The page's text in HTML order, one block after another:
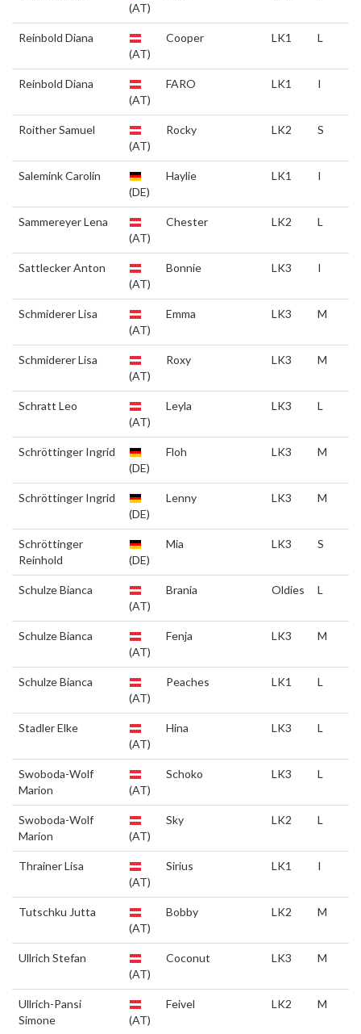
(AT)
Reinbold Diana
(AT)
Cooper LK1 L
Reinbold Diana
(AT)
FARO LK1 I
Roither Samuel
(AT)
Rocky LK2 S
Salemink Carolin
(DE)
Haylie LK1 I
Sammereyer Lena
(AT)
Chester LK2 L
Sattlecker Anton
(AT)
Bonnie LK3 I
Schmiderer Lisa
(AT)
Emma LK3 M
Schmiderer Lisa
(AT)
Roxy LK3 M
Schratt Leo
(AT)
Leyla LK3 L
Schröttinger Ingrid
(DE)
Floh LK3 M
Schröttinger Ingrid
(DE)
Lenny LK3 M
Schröttinger
Reinhold
(DE)
Mia LK3 S
Schulze Bianca
(AT)
Brania Oldies L
Schulze Bianca
(AT)
Fenja LK3 M
Schulze Bianca
(AT)
Peaches LK1 L
Stadler Elke
(AT)
Hina LK3 L
Swoboda-Wolf
Marion
(AT)
Schoko LK3 L
Swoboda-Wolf
Marion
(AT)
Sky LK2 L
Thrainer Lisa
(AT)
Sirius LK1 I
Tutschku Jutta
(AT)
Bobby LK2 M
Ullrich Stefan
(AT)
Coconut LK3 M
Ullrich-Pansi
Simone
(AT)
Feivel LK2 M